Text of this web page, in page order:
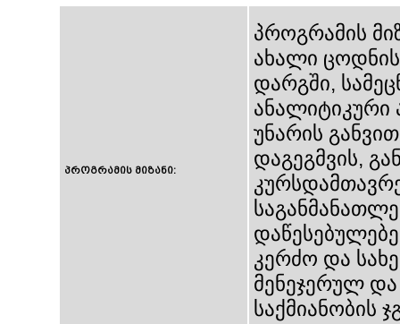
პროგრამის მიზანი:
პროგრამის
ახალი ცოდნის
დარგში,
ანალიტიკური
უნარის
დაგეგმვის,
კერძო და
მენეჯერულ და
საქმიანობის